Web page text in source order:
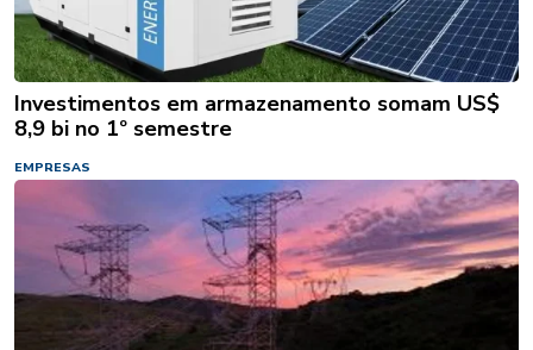
Investimentos em armazenamento somam US$
8,9 bi no 1º semestre
EMPRESAS